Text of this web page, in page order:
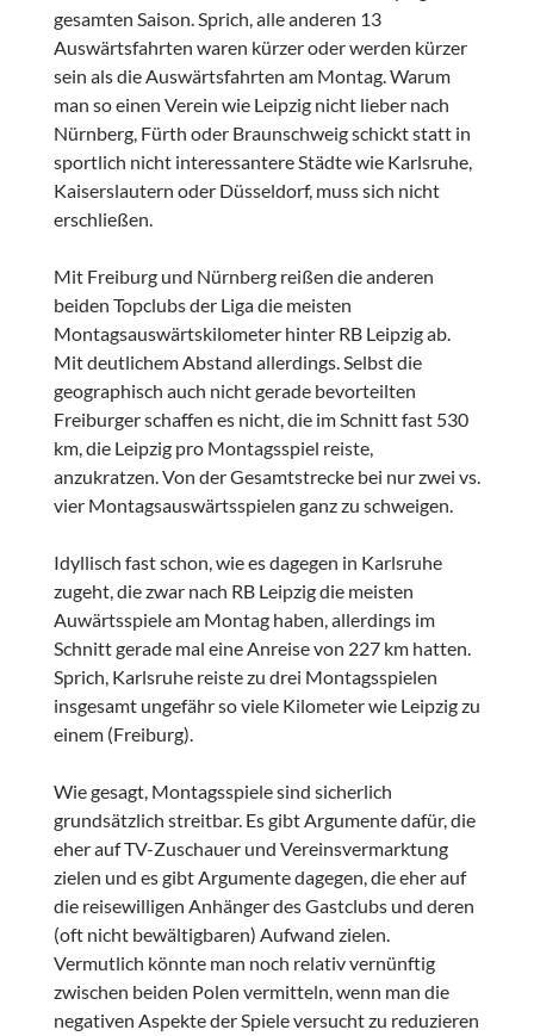
gesamten Saison. Sprich, alle anderen 13
Auswärtsfahrten waren kürzer oder werden kürzer
sein als die Auswärtsfahrten am Montag. Warum
man so einen Verein wie Leipzig nicht lieber nach
Nürnberg, Fürth oder Braunschweig schickt statt in
sportlich nicht interessantere Städte wie Karlsruhe,
Kaiserslautern oder Düsseldorf, muss sich nicht
erschließen.
Mit Freiburg und Nürnberg reißen die anderen
beiden Topclubs der Liga die meisten
Montagsauswärtskilometer hinter RB Leipzig ab.
Mit deutlichem Abstand allerdings. Selbst die
geographisch auch nicht gerade bevorteilten
Freiburger schaffen es nicht, die im Schnitt fast 530
km, die Leipzig pro Montagsspiel reiste,
anzukratzen. Von der Gesamtstrecke bei nur zwei vs.
vier Montagsauswärtsspielen ganz zu schweigen.
Idyllisch fast schon, wie es dagegen in Karlsruhe
zugeht, die zwar nach RB Leipzig die meisten
Auwärtsspiele am Montag haben, allerdings im
Schnitt gerade mal eine Anreise von 227 km hatten.
Sprich, Karlsruhe reiste zu drei Montagsspielen
insgesamt ungefähr so viele Kilometer wie Leipzig zu
einem (Freiburg).
Wie gesagt, Montagsspiele sind sicherlich
grundsätzlich streitbar. Es gibt Argumente dafür, die
eher auf TV-Zuschauer und Vereinsvermarktung
zielen und es gibt Argumente dagegen, die eher auf
die reisewilligen Anhänger des Gastclubs und deren
(oft nicht bewältigbaren) Aufwand zielen.
Vermutlich könnte man noch relativ vernünftig
zwischen beiden Polen vermitteln, wenn man die
negativen Aspekte der Spiele versucht zu reduzieren